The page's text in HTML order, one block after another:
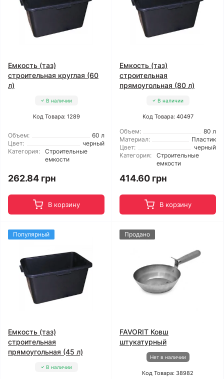
Емкость (таз)
строительная круглая (60
л)
В наличии
Код Товара: 1289
Объем:
60 л
Цвет:
черный
Категория:
Строительные
емкости
262.84 грн
В корзину
Емкость (таз)
строительная
прямоугольная (80 л)
В наличии
Код Товара: 40497
Объем:
80 л
Материал:
Пластик
Цвет:
черный
Категория:
Строительные
емкости
414.60 грн
В корзину
Популярный
Емкость (таз)
строительная
прямоугольная (45 л)
В наличии
Продано
FAVORIT Ковш
штукатурный
Нет в наличии
Код Товара: 38982